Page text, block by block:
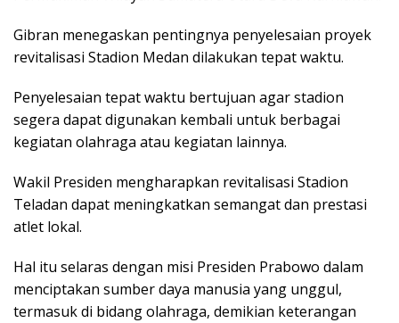
Gibran menegaskan pentingnya penyelesaian proyek
revitalisasi Stadion Medan dilakukan tepat waktu.
Penyelesaian tepat waktu bertujuan agar stadion
segera dapat digunakan kembali untuk berbagai
kegiatan olahraga atau kegiatan lainnya.
Wakil Presiden mengharapkan revitalisasi Stadion
Teladan dapat meningkatkan semangat dan prestasi
atlet lokal.
Hal itu selaras dengan misi Presiden Prabowo dalam
menciptakan sumber daya manusia yang unggul,
termasuk di bidang olahraga, demikian keterangan